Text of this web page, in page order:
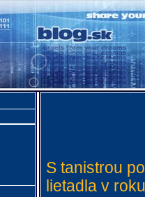
S tanistrou
lietadla v